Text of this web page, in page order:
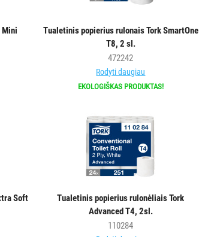
Mini
Tualetinis popierius rulonais Tork SmartOne
T8, 2 sl.
472242
Rodyti daugiau
EKOLOGIŠKAS PRODUKTAS!
Soft
Tualetinis popierius rulonėliais Tork
Advanced T4, 2sl.
110284